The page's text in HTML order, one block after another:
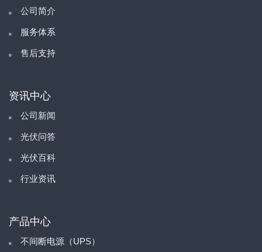
公司简介
服务体系
售后支持
资讯中心
公司新闻
光伏问答
光伏百科
行业资讯
产品中心
不间断电源（UPS）